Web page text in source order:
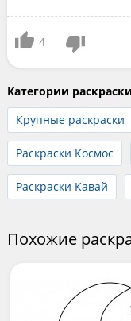
4
Категории
Крупные раскраски
Раскраски Космос
Раскраски Кавай
Похожие